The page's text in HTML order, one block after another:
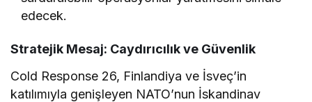
edecek.
Stratejik Mesaj: Caydırıcılık ve Güvenlik
Cold Response 26, Finlandiya ve İsveç’in
katılımıyla genişleyen NATO’nun İskandinav